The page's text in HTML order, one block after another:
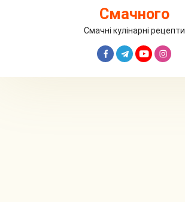
Смачного
Смачні кулінарні рецепти